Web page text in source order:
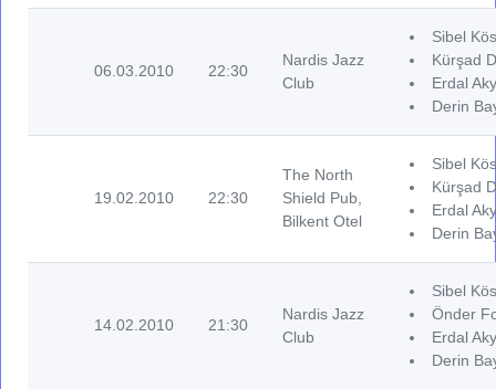
06.03.2010 22:30
Nardis Jazz
Club
Sibel
Kürşad
Erdal
Derin
19.02.2010 22:30
The North
Shield Pub,
Bilkent Otel
Sibel
Kürşad
Erdal
Derin
14.02.2010 21:30
Nardis Jazz
Club
Sibel
Önder
Erdal
Derin